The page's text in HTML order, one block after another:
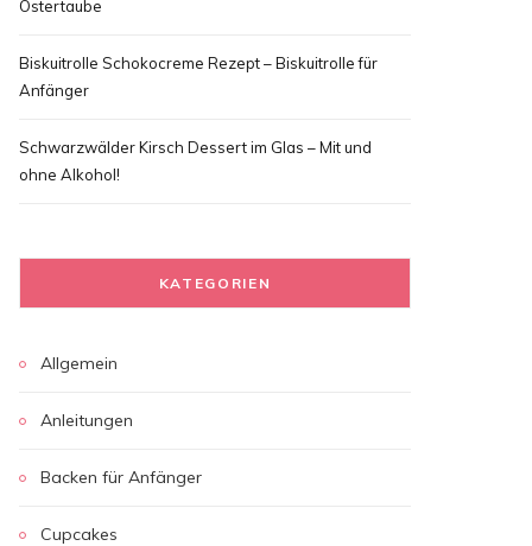
Ostertaube
Biskuitrolle Schokocreme Rezept – Biskuitrolle für
Anfänger
Schwarzwälder Kirsch Dessert im Glas – Mit und
ohne Alkohol!
KATEGORIEN
Allgemein
Anleitungen
Backen für Anfänger
Cupcakes